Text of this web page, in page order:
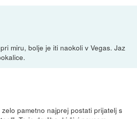
miru, bolje je iti naokoli v Vegas. Jaz
pametno najprej postati prijatelj s